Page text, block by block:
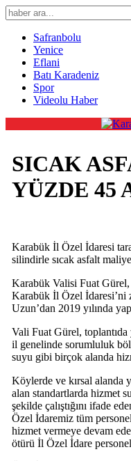
Safranbolu
Yenice
Eflani
Batı Karadeniz
Spor
Videolu Haber
SICAK
YÜZDE 45
Karabük İl Özel İdaresi
silindirle sıcak asfalt
Karabük Valisi Fuat
Karabük İl Özel İdaresi’ni
Uzun’dan 2019 yılında
Vali Fuat Gürel, toplantıda
il genelinde sorumluluk
suyu gibi birçok alanda
Köylerde ve kırsal alanda
alan standartlarda hizmet
şekilde çalıştığını ifade
Özel İdaremiz tüm
hizmet vermeye devam
ötürü İl Özel İdare